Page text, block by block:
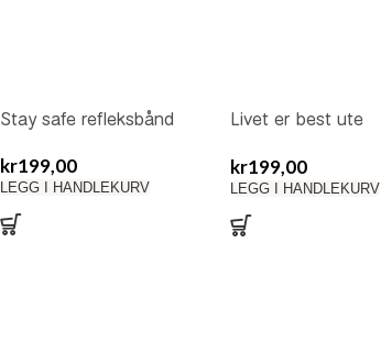
Stay safe refleksbånd
kr199,00
LEGG I HANDLEKURV
Livet er best ute
kr199,00
LEGG I HANDLEKURV